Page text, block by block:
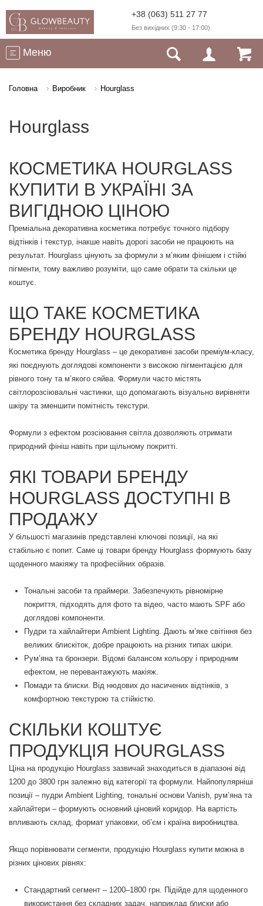
+38 (063) 511 27 77
Без вихідних (9:30 - 17:00)
Меню
Головна Виробник Hourglass
Hourglass
КОСМЕТИКА HOURGLASS
КУПИТИ В УКРАЇНІ ЗА
ВИГІДНОЮ ЦІНОЮ
Преміальна декоративна косметика потребує точного підбору
відтінків і текстур, інакше навіть дорогі засоби не працюють на
результат. Hourglass цінують за формули з м’яким фінішем і стійкі
пігменти, тому важливо розуміти, що саме обрати та скільки це
коштує.
ЩО ТАКЕ КОСМЕТИКА
БРЕНДУ HOURGLASS
Косметика бренду Hourglass – це декоративні засоби преміум-класу,
які поєднують доглядові компоненти з високою пігментацією для
рівного тону та м’якого сяйва. Формули часто містять
світлорозсіювальні частинки, що допомагають візуально вирівняти
шкіру та зменшити помітність текстури.
Формули з ефектом розсіювання світла дозволяють отримати
природний фініш навіть при щільному покритті.
ЯКІ ТОВАРИ БРЕНДУ
HOURGLASS ДОСТУПНІ В
ПРОДАЖУ
У більшості магазинів представлені ключові позиції, на які
стабільно є попит. Саме ці товари бренду Hourglass формують базу
щоденного макіяжу та професійних образів.
Тональні засоби та праймери. Забезпечують рівномірне
покриття, підходять для фото та відео, часто мають SPF або
доглядові компоненти.
Пудри та хайлайтери Ambient Lighting. Дають м’яке світіння без
великих блискіток, добре працюють на різних типах шкіри.
Рум’яна та бронзери. Відомі балансом кольору і природним
ефектом, не перевантажують макіяж.
Помади та блиски. Від нюдових до насичених відтінків, з
комфортною текстурою та стійкістю.
СКІЛЬКИ КОШТУЄ
ПРОДУКЦІЯ HOURGLASS
Ціна на продукцію Hourglass зазвичай знаходиться в діапазоні від
1200 до 3800 грн залежно від категорії та формули. Найпопулярніші
позиції – пудри Ambient Lighting, тональні основи Vanish, рум’яна та
хайлайтери – формують основний ціновий коридор. На вартість
впливають склад, формат упаковки, об’єм і країна виробництва.
Якщо порівнювати сегменти, продукцію Hourglass купити можна в
різних цінових рівнях:
Стандартний сегмент – 1200–1800 грн. Підійде для щоденного
використання без складних задач, наприклад блиски або